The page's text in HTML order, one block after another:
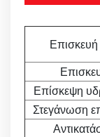
Επίσκεψη
Στεγάνωση